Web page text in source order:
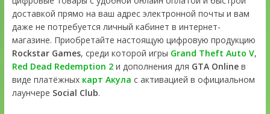
доставкой прямо на ваш адрес электронной почты и вам
даже не потребуется личный кабинет в интернет-
магазине. Приобретайте настоящую цифровую продукцию
Rockstar Games, среди которой игры Grand Theft Auto V,
Red Dead Redemption 2и дополнения для GTA Onlineв
виде платёжных карт Акула с активацией в официальном
лаунчере Social Club.